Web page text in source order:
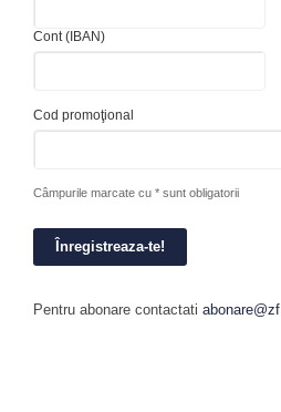
Cont (IBAN)
Cod promoţional
Câmpurile marcate cu * sunt obligatorii
Pentru abonare contactati